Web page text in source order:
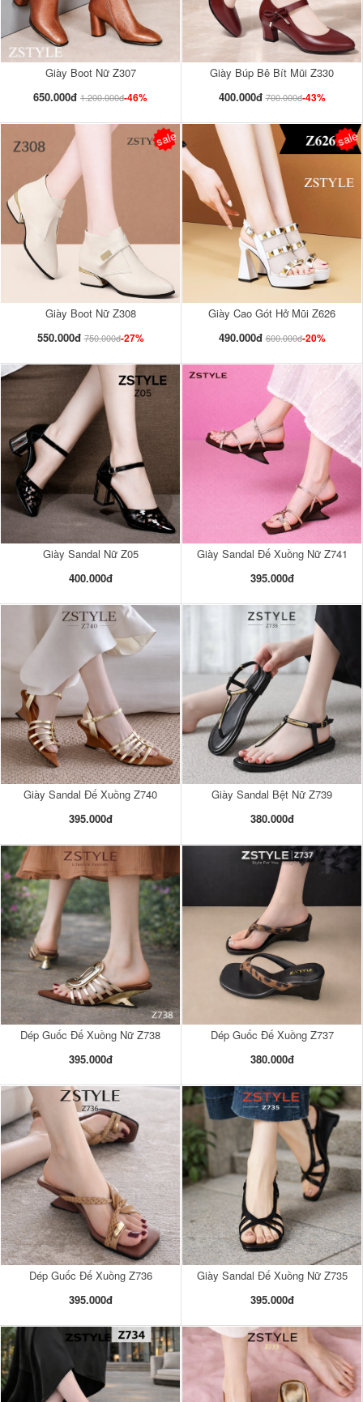
Giày Boot Nữ Z307
650.000đ 1.200.000đ-46%
Giày Búp Bê Bít Mũi Z330
400.000đ 700.000đ-43%
Giày Boot Nữ Z308
550.000đ 750.000đ-27%
sale
Giày Cao Gót Hở Mũi Z626
490.000đ 600.000đ-20%
sale
Giày Sandal Nữ Z05
400.000đ
Giày Sandal Đế Xuồng Nữ Z741
395.000đ
Giày Sandal Đế Xuồng Z740
395.000đ
Giày Sandal Bệt Nữ Z739
380.000đ
Dép Guốc Đế Xuồng Nữ Z738
395.000đ
Dép Guốc Đế Xuồng Z737
380.000đ
Dép Guốc Đế Xuồng Z736
395.000đ
Giày Sandal Đế Xuồng Nữ Z735
395.000đ